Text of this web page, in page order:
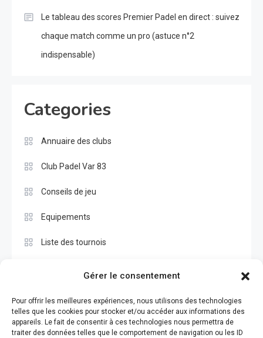
Gérer le consentement
Pour offrir les meilleures expériences, nous utilisons des technologies
telles que les cookies pour stocker et/ou accéder aux informations des
appareils. Le fait de consentir à ces technologies nous permettra de
traiter des données telles que le comportement de navigation ou les ID
Le tableau des scores Premier Padel en direct : suivez
chaque match comme un pro (astuce n°2
indispensable)
Categories
Annuaire des clubs
Club Padel Var 83
Conseils de jeu
Equipements
Liste des tournois
Test